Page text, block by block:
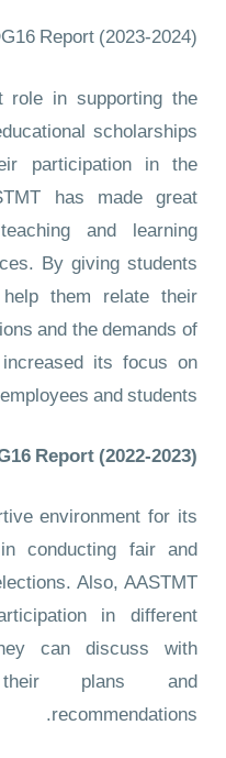
Report (2023-2024)
role in supporting the
scholarships
participation in the
has made great
and learning
By giving students
them relate their
and the demands of
its focus on
and students.
Report (2022-2023)
environment for its
conducting fair and
Also, AASTMT
in different
can discuss with
their plans and
recommendations.